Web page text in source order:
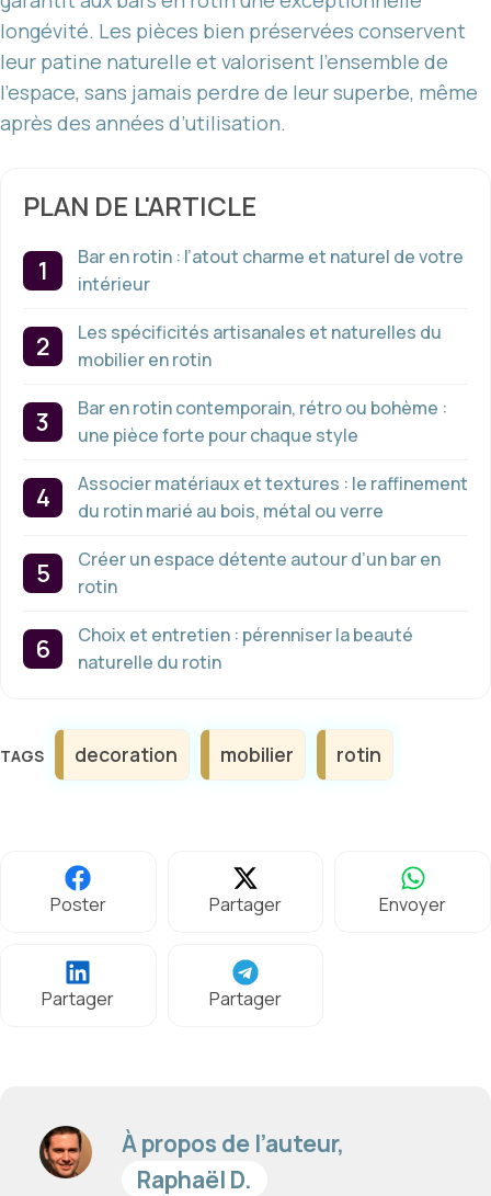
longévité. Les pièces bien préservées conservent
leur patine naturelle et valorisent l’ensemble de
l’espace, sans jamais perdre de leur superbe, même
après des années d’utilisation.
PLAN DE L'ARTICLE
Bar en rotin : l’atout charme et naturel de votre
intérieur
Les spécificités artisanales et naturelles du
mobilier en rotin
Bar en rotin contemporain, rétro ou bohème :
une pièce forte pour chaque style
Associer matériaux et textures : le raffinement
du rotin marié au bois, métal ou verre
Créer un espace détente autour d’un bar en
rotin
Choix et entretien : pérenniser la beauté
naturelle du rotin
Étiquettes
decoration mobilier rotin
Poster Partager Envoyer
Partager Partager
À propos de l’auteur,
Raphaël D.